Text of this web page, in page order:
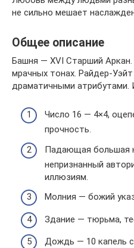
не сильно мешает
Общее описание
Башня — XVI Старший
мрачных тонах. Райдер-
драматичными атрибутами.
Число 16 — 4×4,
прочность.
Падающая большая
непризнанный
иллюзиям.
Молния — божий
Здание — тюрьма,
Дождь — 10 капель